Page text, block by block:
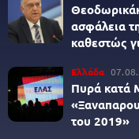
ασφάλεια
καθεστώς
Ελλάδα
Πυρά κατά
του 2019»